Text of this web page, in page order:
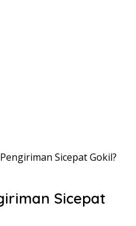
Sicepat Gokil?
Sicepat